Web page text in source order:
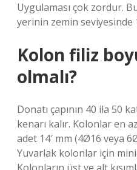
Uygulaması çok zordur.
yerinin zemin seviyesinde
Kolon filiz
olmalı?
Donatı çapının 40 ila 50
kenarı kalır. Kolonlar en
adet 14′ mm (4Ø16 veya
Yuvarlak kolonlar için